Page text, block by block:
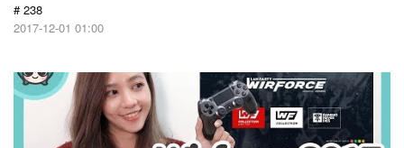
# 238
2017-12-01 01:00